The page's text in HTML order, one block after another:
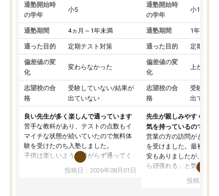
通塾開始時
の学年
小5
通塾期間 4ヵ月～1年未満
通った目的 定期テスト対策
偏差値の変
化
変わらなかった
志望校の合
格
受験していない/結果が
出ていない
良い先生が多く楽しんで通っています
苦手な教科があり、テストの点数もイ
マイチな状態が続いていたので無料体
験を受けたのち入塾しました。
子供は楽しいようで嫌がらず通ってく
先生は良い方が多く、いつも笑顔で対
投稿日：2026年08月01日
通塾開始時
の学年
小1
通塾期間 1年以上
通った目的 定期テス
偏差値の変
化
上がった
志望校の合
格
受験して
出ていな
先生が親しみやすく勉強
気を持っているので安心
営業の方の訪問がきっか
を受けました。最初は続
安もありましたが、子ど
ら頑張れる」と気に入り
ても分かりやすく、学
投稿日：